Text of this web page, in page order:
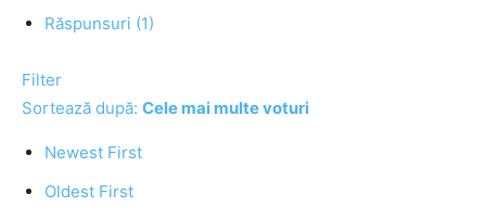
Răspunsuri (1)
Filter
Sortează după: Cele mai multe voturi
Newest First
Oldest First